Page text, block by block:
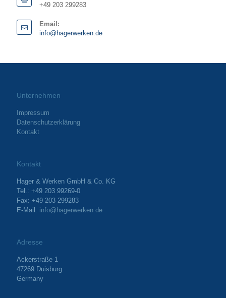
+49 203 299283
Email:
info@hagerwerken.de
Unternehmen
Impressum
Datenschutzerklärung
Kontakt
Kontakt
Hager & Werken GmbH & Co. KG
Tel.: +49 203 99269-0
Fax: +49 203 299283
E-Mail: info@hagerwerken.de
Adresse
Ackerstraße 1
47269 Duisburg
Germany